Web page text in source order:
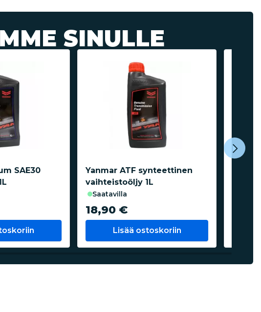
SINULLE
SAE30
Yanmar ATF synteettinen
vaihteistoöljy 1L
saatavilla
18,90 €
Lisää ostoskoriin